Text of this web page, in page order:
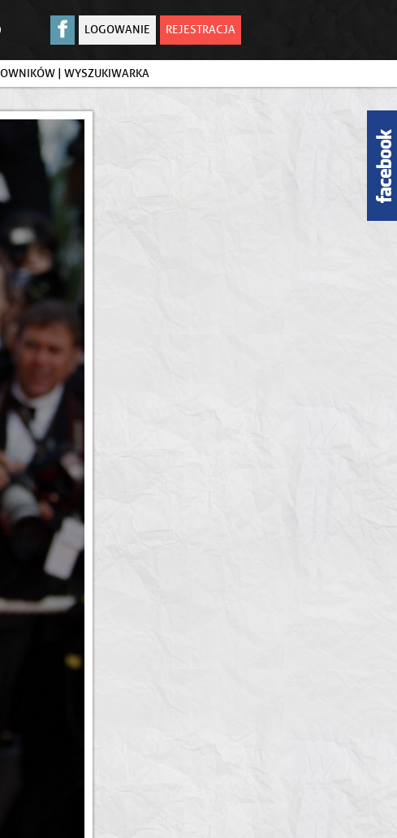
LOGOWANIE REJESTRACJA
| WYSZUKIWARKA